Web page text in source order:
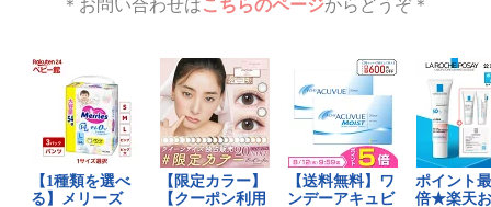
＊お問い合わせはこちらのページからどうぞ＊